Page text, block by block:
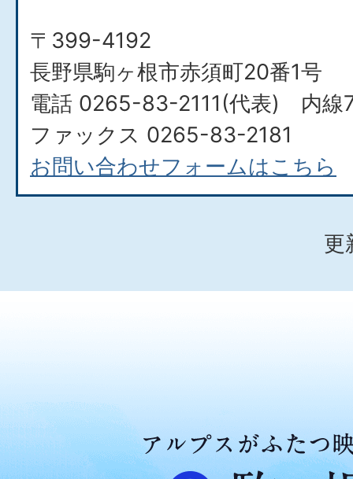
〒399-4192
長野県駒ヶ根市赤須町20番1号
電話 0265-83-2111(代表) 内線
ファックス 0265-83-2181
お問い合わせフォームはこちら
更
ア